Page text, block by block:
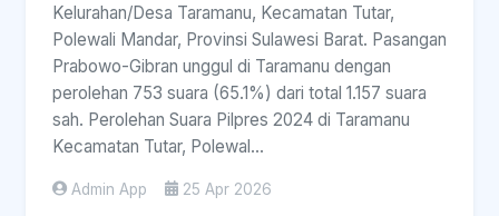
Kelurahan/Desa Taramanu, Kecamatan Tutar,
Polewali Mandar, Provinsi Sulawesi Barat. Pasangan
Prabowo-Gibran unggul di Taramanu dengan
perolehan 753 suara (65.1%) dari total 1.157 suara
sah. Perolehan Suara Pilpres 2024 di Taramanu
Kecamatan Tutar, Polewal...
Admin App 25 Apr 2026